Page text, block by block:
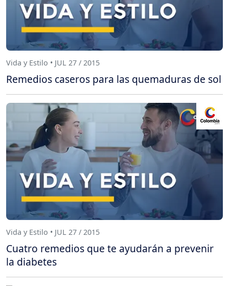
Vida y Estilo • JUL 27 / 2015
Remedios caseros para las quemaduras de sol
Vida y Estilo • JUL 27 / 2015
Cuatro remedios que te ayudarán a prevenir
la diabetes